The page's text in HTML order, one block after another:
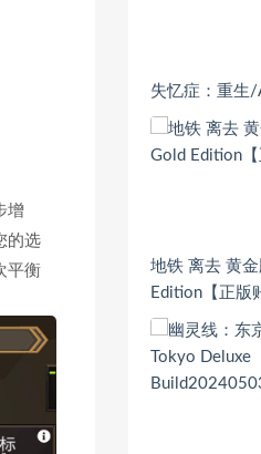
增
的选
平衡
失忆症：重生/
地铁 离去 黄
Edition【正版